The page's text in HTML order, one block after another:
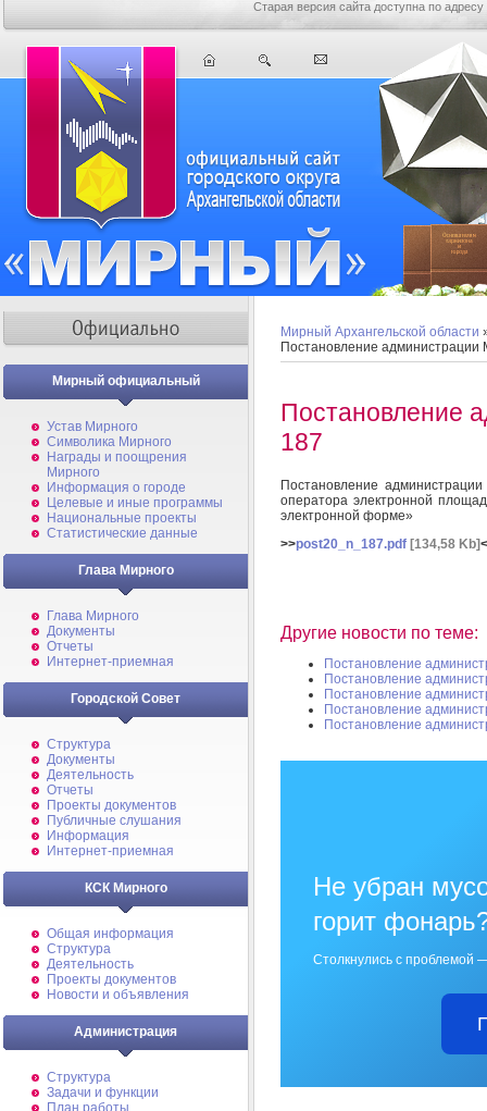
Старая версия сайта доступна по адресу
Мирный официальный
Устав Мирного
Символика Мирного
Награды и поощрения
Мирного
Информация о городе
Целевые и иные программы
Национальные проекты
Статистические данные
Глава Мирного
Глава Мирного
Документы
Отчеты
Интернет-приемная
Городской Совет
Структура
Документы
Деятельность
Отчеты
Проекты документов
Публичные слушания
Информация
Интернет-приемная
КСК Мирного
Общая информация
Структура
Деятельность
Проекты документов
Новости и объявления
Администрация
Структура
Задачи и функции
План работы
Мирный Архангельской области
Постановление
Постановление
187
Постановление
оператора электронной
электронной форме»
>>post20_n_187.pdf [134,58 Kb]
Другие новости по теме:
Постановление
Постановление
Постановление
Постановление
Постановление
Не убран
горит
Столкнулись с проблемой